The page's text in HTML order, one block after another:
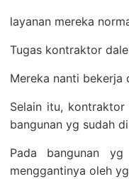
layanan mereka
Tugas kontraktor
Mereka nanti bekerja
Selain itu,
bangunan yg sudah
Pada bangunan
menggantinya oleh